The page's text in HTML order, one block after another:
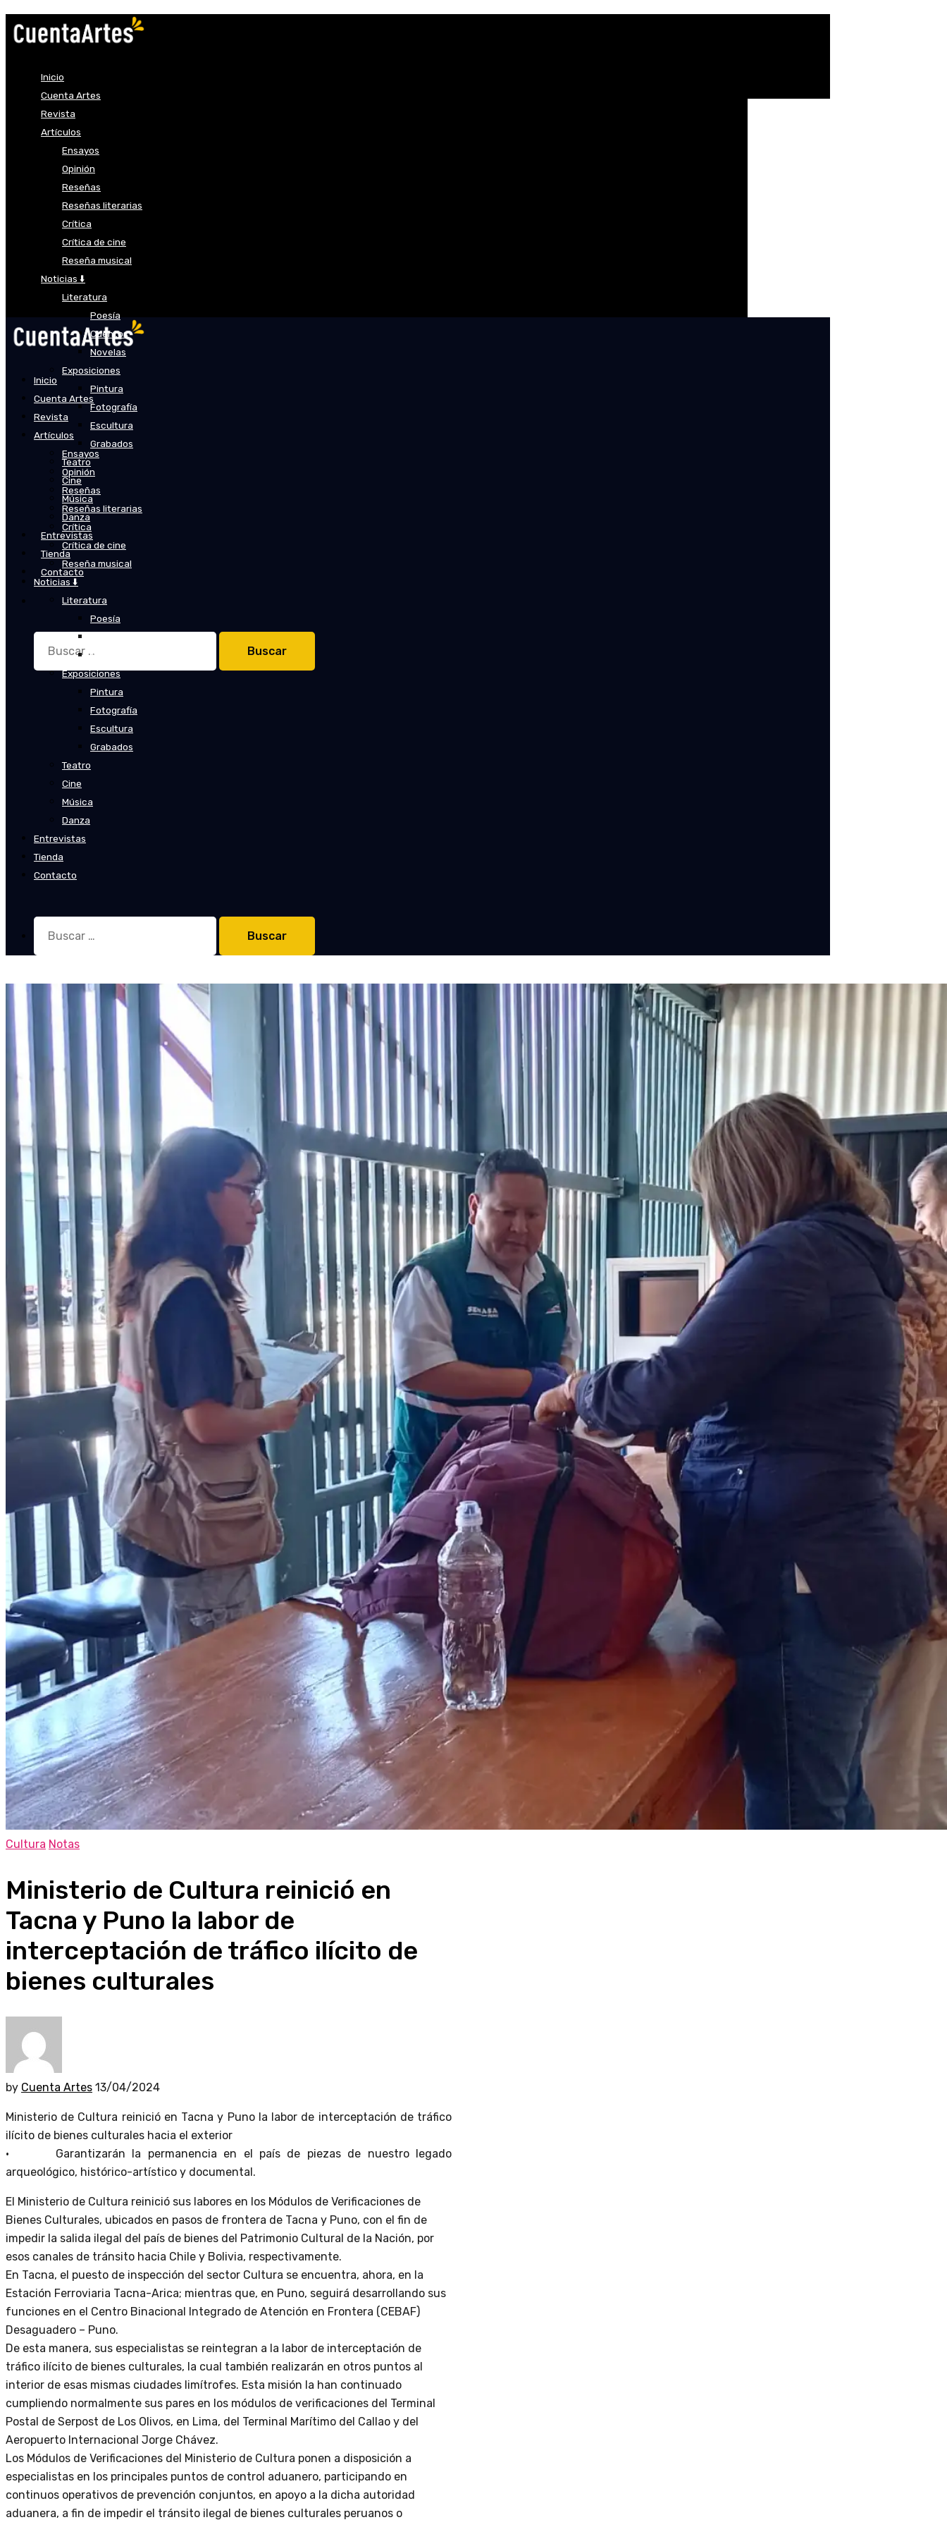
Inicio
Cuenta Artes
Revista
Artículos
Ensayos
Opinión
Reseñas
Reseñas literarias
Crítica
Crítica de cine
Reseña musical
Noticias ⬇️
Literatura
Poesía
Cuentos
Novelas
Exposiciones
Pintura
Fotografía
Escultura
Grabados
Teatro
Cine
Música
Danza
Entrevistas
Tienda
Contacto
Buscar:
Inicio
Cuenta Artes
Revista
Artículos
Ensayos
Opinión
Reseñas
Reseñas literarias
Crítica
Crítica de cine
Reseña musical
Noticias ⬇️
Literatura
Poesía
Novelas
Exposiciones
Pintura
Fotografía
Escultura
Grabados
Teatro
Cine
Música
Danza
Entrevistas
Tienda
Contacto
Buscar:
Cultura Notas
Ministerio de Cultura reinició en
Tacna y Puno la labor de
interceptación de tráfico ilícito de
bienes culturales
by Cuenta Artes 13/04/2024
Ministerio de Cultura reinició en Tacna y Puno la labor de interceptación de tráfico
ilícito de bienes culturales hacia el exterior
• Garantizarán la permanencia en el país de piezas de nuestro legado
arqueológico, histórico-artístico y documental.
El Ministerio de Cultura reinició sus labores en los Módulos de Verificaciones de
Bienes Culturales, ubicados en pasos de frontera de Tacna y Puno, con el fin de
impedir la salida ilegal del país de bienes del Patrimonio Cultural de la Nación, por
esos canales de tránsito hacia Chile y Bolivia, respectivamente.
En Tacna, el puesto de inspección del sector Cultura se encuentra, ahora, en la
Estación Ferroviaria Tacna-Arica; mientras que, en Puno, seguirá desarrollando sus
funciones en el Centro Binacional Integrado de Atención en Frontera (CEBAF)
Desaguadero – Puno.
De esta manera, sus especialistas se reintegran a la labor de interceptación de
tráfico ilícito de bienes culturales, la cual también realizarán en otros puntos al
interior de esas mismas ciudades limítrofes. Esta misión la han continuado
cumpliendo normalmente sus pares en los módulos de verificaciones del Terminal
Postal de Serpost de Los Olivos, en Lima, del Terminal Marítimo del Callao y del
Aeropuerto Internacional Jorge Chávez.
Los Módulos de Verificaciones del Ministerio de Cultura ponen a disposición a
especialistas en los principales puntos de control aduanero, participando en
continuos operativos de prevención conjuntos, en apoyo a la dicha autoridad
aduanera, a fin de impedir el tránsito ilegal de bienes culturales peruanos o